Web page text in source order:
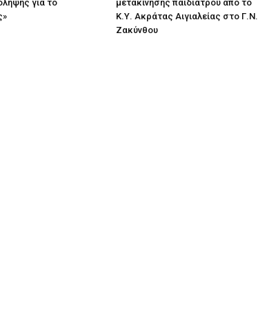
για το
μετακίνησης παιδιάτρου από το
Κ.Υ. Ακράτας Αιγιαλείας στο Γ.Ν.
Ζακύνθου